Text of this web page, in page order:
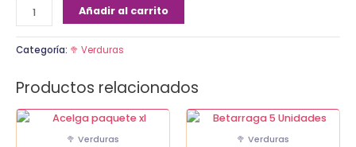
Añadir al carrito
Categoría: 🥦 Verduras
Productos relacionados
🥦 Verduras
Acelga
🥦 Verduras
Betarraga